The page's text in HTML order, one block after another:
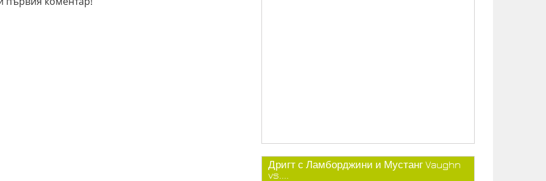
Дригт с Ламборджини и Мустанг Vaughn
vs....